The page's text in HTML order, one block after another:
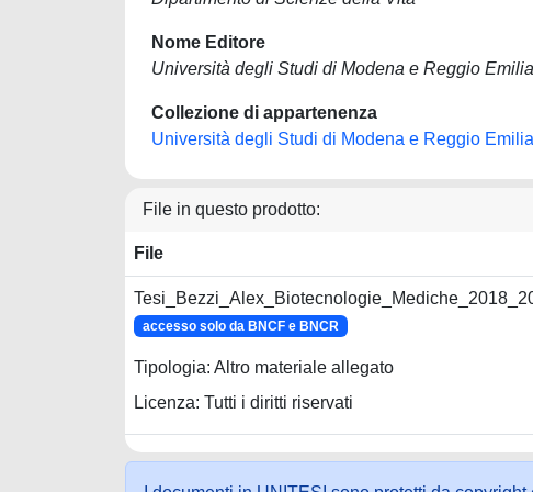
Nome Editore
Università degli Studi di Modena e Reggio Emilia
Collezione di appartenenza
Università degli Studi di Modena e Reggio Emilia
File in questo prodotto:
File
accesso solo da BNCF e BNCR
Tipologia: Altro materiale allegato
Licenza: Tutti i diritti riservati